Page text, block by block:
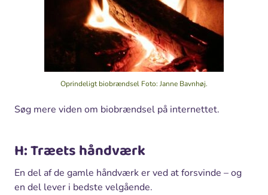
Oprindeligt biobrændsel Foto: Janne Bavnhøj.
Søg mere viden om biobrændsel på internettet.
H: Træets håndværk
En del af de gamle håndværk er ved at forsvinde – og
en del lever i bedste velgående.